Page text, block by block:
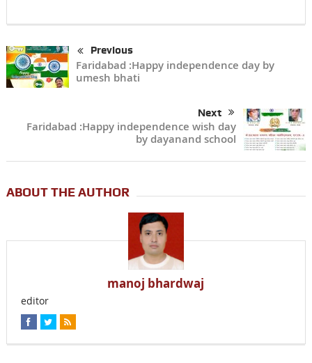
Previous
Faridabad :Happy independence day by
umesh bhati
Next
Faridabad :Happy independence wish day
by dayanand school
ABOUT THE AUTHOR
manoj bhardwaj
editor